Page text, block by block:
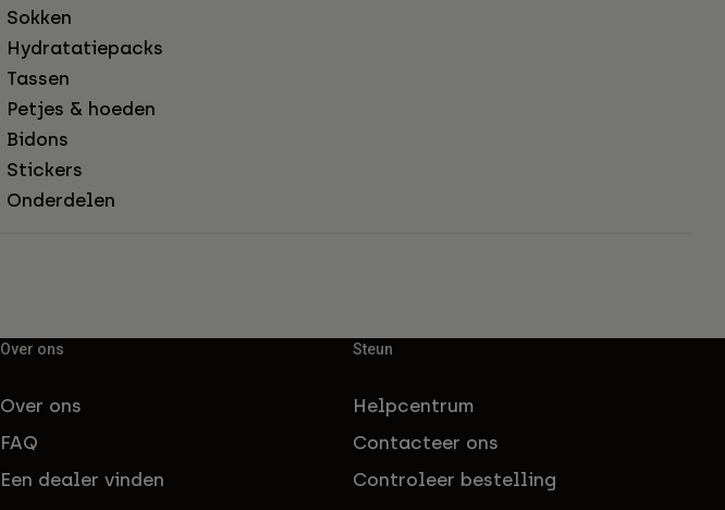
Sokken
Hydratatiepacks
Tassen
Petjes & hoeden
Bidons
Stickers
Onderdelen
Over ons
Over ons
FAQ
Een dealer vinden
Steun
Helpcentrum
Contacteer ons
Controleer bestelling